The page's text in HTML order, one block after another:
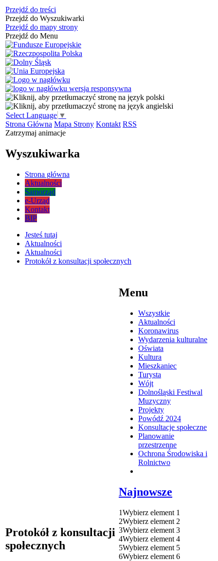
Przejdź do treści
Przejdź do Wyszukiwarki
Przejdź do mapy strony
Przejdź do Menu
Select Language ▼
Strona Główna Mapa Strony Kontakt RSS
Zatrzymaj animacje
Wyszukiwarka
Strona główna
Aktualności
Samorząd
e-Urząd
Kontakt
BIP
Jesteś tutaj
Aktualności
Aktualności
Protokół z konsultacji społecznych
Protokół z konsultacji
społecznych
Menu
Wszystkie
Aktualności
Koronawirus
Wydarzenia kulturalne
Oświata
Kultura
Mieszkaniec
Turysta
Wójt
Dolnośląski Festiwal
Muzyczny
Projekty
Powódź 2024
Konsultacje społeczne
Planowanie
przestrzenne
Ochrona Środowiska i
Rolnictwo
Najnowsze
1Wybierz element 1
2Wybierz element 2
3Wybierz element 3
4Wybierz element 4
5Wybierz element 5
6Wybierz element 6